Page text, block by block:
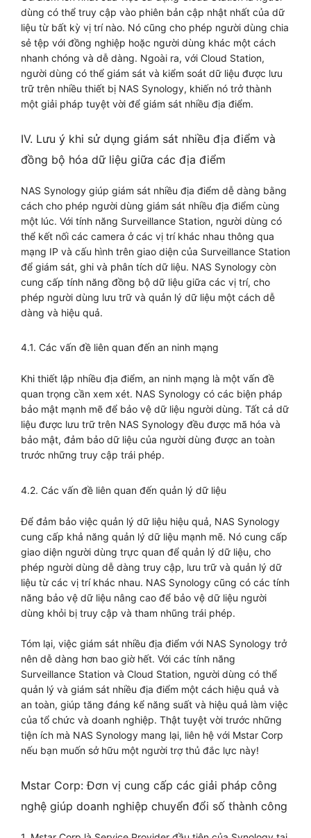
dùng có thể truy cập vào phiên bản cập nhật nhất của dữ
liệu từ bất kỳ vị trí nào. Nó cũng cho phép người dùng chia
sẻ tệp với đồng nghiệp hoặc người dùng khác một cách
nhanh chóng và dễ dàng. Ngoài ra, với Cloud Station,
người dùng có thể giám sát và kiểm soát dữ liệu được lưu
trữ trên nhiều thiết bị NAS Synology, khiến nó trở thành
một giải pháp tuyệt vời để giám sát nhiều địa điểm.
IV. Lưu ý khi sử dụng giám sát nhiều địa điểm và
đồng bộ hóa dữ liệu giữa các địa điểm
NAS Synology giúp giám sát nhiều địa điểm dễ dàng bằng
cách cho phép người dùng giám sát nhiều địa điểm cùng
một lúc. Với tính năng Surveillance Station, người dùng có
thể kết nối các camera ở các vị trí khác nhau thông qua
mạng IP và cấu hình trên giao diện của Surveillance Station
để giám sát, ghi và phân tích dữ liệu. NAS Synology còn
cung cấp tính năng đồng bộ dữ liệu giữa các vị trí, cho
phép người dùng lưu trữ và quản lý dữ liệu một cách dễ
dàng và hiệu quả.
4.1. Các vấn đề liên quan đến an ninh mạng
Khi thiết lập nhiều địa điểm, an ninh mạng là một vấn đề
quan trọng cần xem xét. NAS Synology có các biện pháp
bảo mật mạnh mẽ để bảo vệ dữ liệu người dùng. Tất cả dữ
liệu được lưu trữ trên NAS Synology đều được mã hóa và
bảo mật, đảm bảo dữ liệu của người dùng được an toàn
trước những truy cập trái phép.
4.2. Các vấn đề liên quan đến quản lý dữ liệu
Để đảm bảo việc quản lý dữ liệu hiệu quả, NAS Synology
cung cấp khả năng quản lý dữ liệu mạnh mẽ. Nó cung cấp
giao diện người dùng trực quan để quản lý dữ liệu, cho
phép người dùng dễ dàng truy cập, lưu trữ và quản lý dữ
liệu từ các vị trí khác nhau. NAS Synology cũng có các tính
năng bảo vệ dữ liệu nâng cao để bảo vệ dữ liệu người
dùng khỏi bị truy cập và tham nhũng trái phép.
Tóm lại, việc giám sát nhiều địa điểm với NAS Synology trở
nên dễ dàng hơn bao giờ hết. Với các tính năng
Surveillance Station và Cloud Station, người dùng có thể
quản lý và giám sát nhiều địa điểm một cách hiệu quả và
an toàn, giúp tăng đáng kể năng suất và hiệu quả làm việc
của tổ chức và doanh nghiệp. Thật tuyệt vời trước những
tiện ích mà NAS Synology mang lại, liên hệ với Mstar Corp
nếu bạn muốn sở hữu một người trợ thủ đắc lực này!
Mstar Corp: Đơn vị cung cấp các giải pháp công
nghệ giúp doanh nghiệp chuyển đổi số thành công